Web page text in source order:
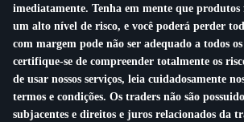
imediatamente. Tenha em mente que
um alto nível de risco, e você poderá perder
com margem pode não ser adequado a todos
certifique-se de compreender totalmente os
de usar nossos serviços, leia cuidadosamente
termos e condições. Os traders não são
subjacentes e direitos e juros relacionados da